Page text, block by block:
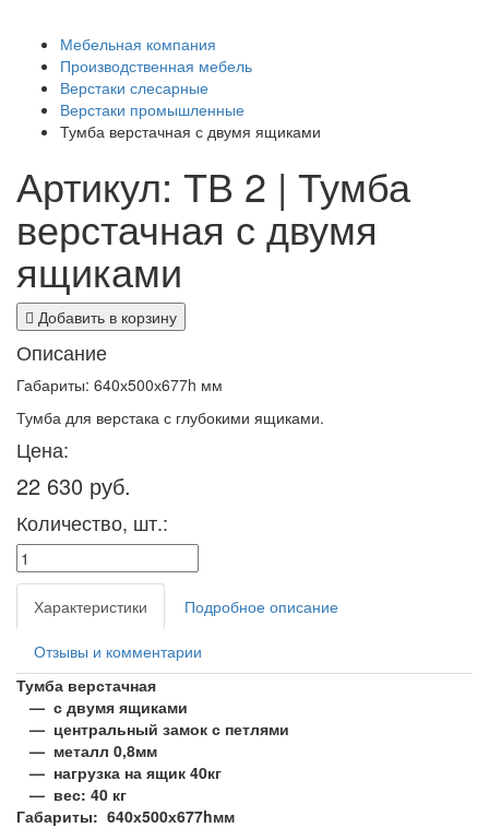
Мебельная компания
Производственная мебель
Верстаки слесарные
Верстаки промышленные
Тумба верстачная с двумя ящиками
Артикул: ТВ 2 | Тумба
верстачная с двумя
ящиками
Добавить в корзину
Описание
Габариты: 640х500х677h мм
Тумба для верстака с глубокими ящиками.
Цена:
22 630 руб.
Количество, шт.:
Характеристики Подробное описание
Отзывы и комментарии
Тумба верстачная
— с двумя ящиками
— центральный замок с петлями
— металл 0,8мм
— нагрузка на ящик 40кг
— вес: 40 кг
Габариты: 640х500х677hмм